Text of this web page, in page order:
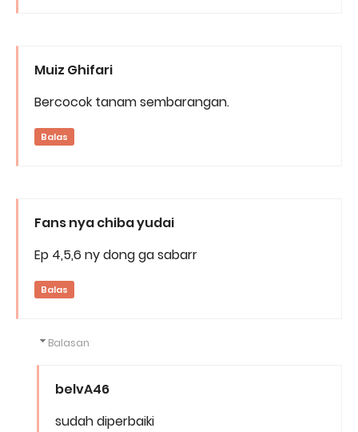
Muiz Ghifari
Bercocok tanam sembarangan.
Balas
Fans nya chiba yudai
Ep 4,5,6 ny dong ga sabarr
Balas
Balasan
belvA46
sudah diperbaiki